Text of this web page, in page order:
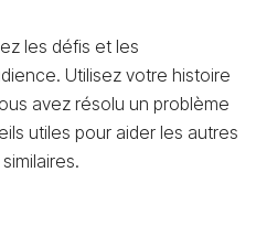
les défis et les
Utilisez votre histoire
avez résolu un problème
utiles pour aider les autres